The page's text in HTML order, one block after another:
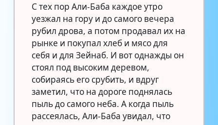
С тех пор Али-Баба каждое утро
уезжал на гору и до самого вечера
рубил дрова, а потом продавал их на
рынке и покупал хлеб и мясо для
себя и для Зейнаб. И вот однажды он
стоял под высоким деревом,
собираясь его срубить, и вдруг
заметил, что на дороге поднялась
пыль до самого неба. А когда пыль
рассеялась, Али-Баба увидал, что